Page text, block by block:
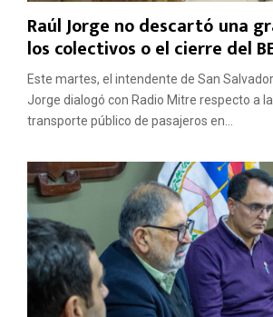
Raúl Jorge no descartó una
los colectivos o el cierre del
Este martes, el intendente de San Salvador
Jorge dialogó con Radio Mitre respecto a
transporte público de pasajeros en...